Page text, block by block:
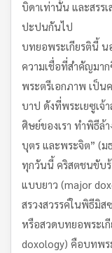
บิดาเท่านั้น และสรร
ปะปนกันไป
บทยอพระเกียรตินี้ น
ความเชื่อที่สำคัญมา
พระตรีเอกภาพ เป็น
บาป ดังที่พระเยซูเจ้
ศิษย์ของเรา ทำพิธีล้
บุตร และพระจิต” (ม
ทุกวันนี้ คริสตชนขับ
แบบยาว (major
สรวงสวรรค์ในพิธีมิ
หรือสวดบทยอพระเ
doxology) คือบทพร